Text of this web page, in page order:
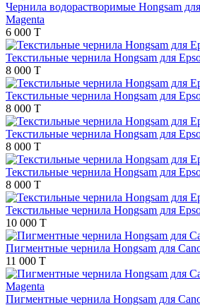
Чернила водорастворимые Hongsam
Magenta
6 000 T
Текстильные чернила Hongsam для
8 000 T
Текстильные чернила Hongsam для
8 000 T
Текстильные чернила Hongsam для
8 000 T
Текстильные чернила Hongsam для
8 000 T
Текстильные чернила Hongsam для
10 000 T
Пигментные чернила Hongsam для
11 000 T
Пигментные чернила Hongsam для